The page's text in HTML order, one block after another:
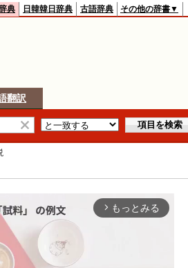
典 日韓韓日辞典 古語辞典 その他の辞書▼
翻訳
arrow_forward_ios もっとみる